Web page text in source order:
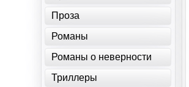
Проза
Романы
Романы о неверности
Триллеры